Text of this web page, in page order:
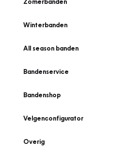
Winterbanden
All season banden
Bandenservice
Bandenshop
Velgenconfigurator
Overig